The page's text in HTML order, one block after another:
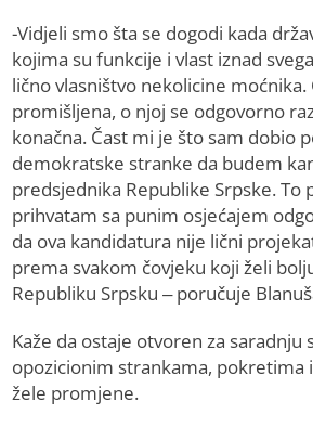
-Vidjeli smo šta se dogodi kada
kojima su funkcije i vlast iznad
lično vlasništvo nekolicine
promišljena, o njoj se odgovorno
konačna. Čast mi je što sam dobio
demokratske stranke da budem
predsjednika Republike Srpske. To
prihvatam sa punim osjećajem
da ova kandidatura nije lični
prema svakom čovjeku koji želi
Republiku Srpsku – poručuje
Kaže da ostaje otvoren za saradnju
opozicionim strankama, pokretima
žele promjene.